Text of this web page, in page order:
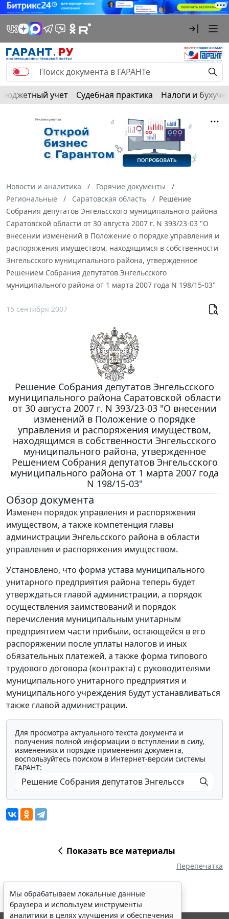
Бюджетный учет Судебная практика Налоги и
Новости и аналитика
Горячие документы
Региональные
Саратовская область
Решение
Собрания депутатов Энгельсского муниципального района
Саратовской области от 30 августа 2007 г. N 393/23-03 "О
внесении изменений в Положение о порядке управления и
распоряжения имуществом, находящимся в собственности
Энгельсского муниципального района, утвержденное
Решением Собрания депутатов Энгельсского
муниципального района от 1 марта 2007 года N 198/15-03"
15 сентября 2007
Решение Собрания депутатов Энгельсского
муниципального района Саратовской области
от 30 августа 2007 г. N 393/23-03 "О внесении
изменений в Положение о порядке
управления и распоряжения имуществом,
находящимся в собственности Энгельсского
муниципального района, утвержденное
Решением Собрания депутатов Энгельсского
муниципального района от 1 марта 2007 года
N 198/15-03"
Обзор документа
Изменен порядок управления и распоряжения
имуществом, а также компетенция главы
администрации Энгельсского района в области
управления и распоряжения имуществом.
Установлено, что форма устава муниципального
унитарного предприятия района теперь будет
утверждаться главой администрации, а порядок
осуществления заимствований и порядок
перечисления муниципальным унитарным
предприятием части прибыли, остающейся в его
распоряжении после уплаты налогов и иных
обязательных платежей, а также форма типового
трудового договора (контракта) с руководителями
муниципального унитарного предприятия и
муниципального учреждения будут устанавливаться
также главой администрации.
Для просмотра актуального текста документа и
получения полной информации о вступлении в силу,
изменениях и порядке применения документа,
воспользуйтесь поиском в Интернет-версии системы
ГАРАНТ:
Показать все материалы
Перепечатка
Мы обрабатываем локальные данные
браузера и используем инструменты
аналитики в целях улучшения и обеспечения